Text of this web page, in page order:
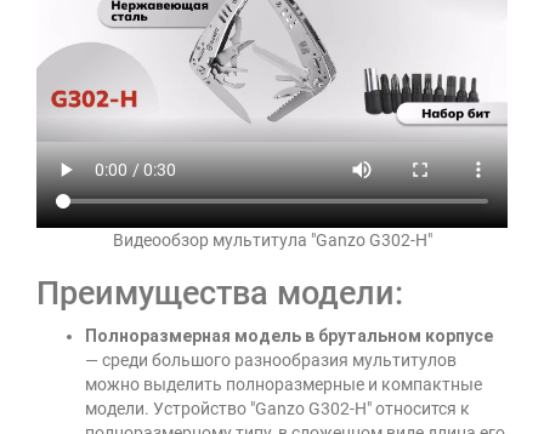
Видеообзор мультитула "Ganzo G302-Н"
Преимущества модели:
Полноразмерная модель в брутальном корпусе
— среди большого разнообразия мультитулов
можно выделить полноразмерные и компактные
модели. Устройство "Ganzo G302-Н" относится к